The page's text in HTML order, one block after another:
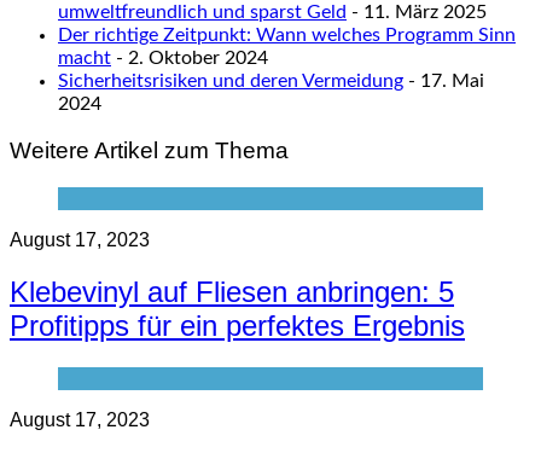
umweltfreundlich und sparst Geld - 11. März 2025
Der richtige Zeitpunkt: Wann welches Programm Sinn
macht - 2. Oktober 2024
Sicherheitsrisiken und deren Vermeidung - 17. Mai
2024
Weitere Artikel zum Thema
August 17, 2023
Klebevinyl auf Fliesen anbringen: 5
Profitipps für ein perfektes Ergebnis
August 17, 2023